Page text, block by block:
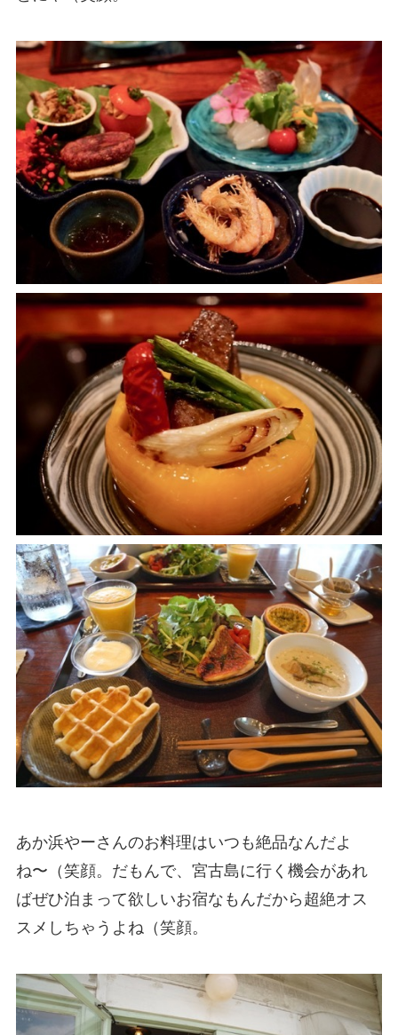
あか浜やーさんのお料理はいつも絶品なんだよ
ね〜（笑顔。だもんで、宮古島に行く機会があれ
ばぜひ泊まって欲しいお宿なもんだから超絶オス
スメしちゃうよね（笑顔。